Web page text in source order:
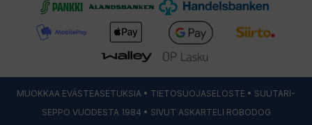
MUOKKAA EVÄSTEASETUKSIA • TIETOSUOJASELOSTE • SUUTARI-
SEPPO VUODESTA 1984 • SIVUT ASKARTELI ROBODOG